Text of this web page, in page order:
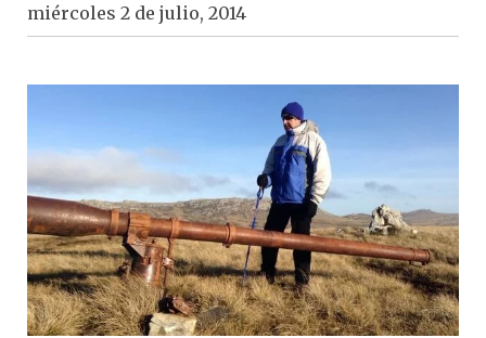
miércoles 2 de julio, 2014